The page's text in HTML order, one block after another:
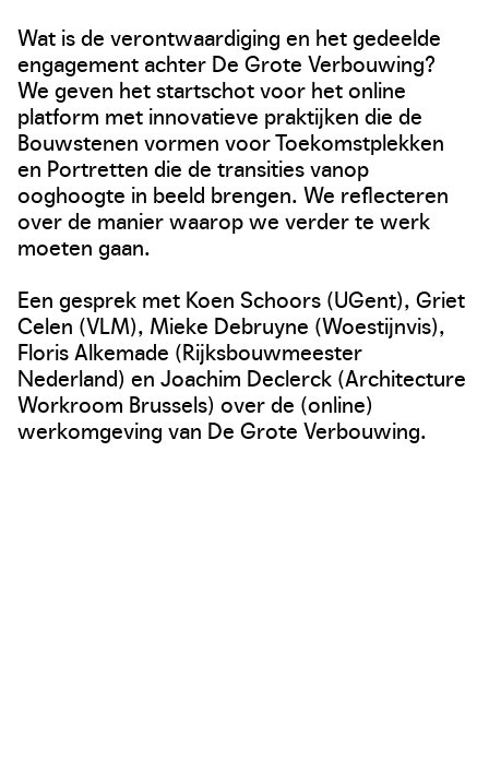
Wat is de verontwaardiging en het gedeelde
engagement achter De Grote Verbouwing?
We geven het startschot voor het online
platform met innovatieve praktijken die de
Bouwstenen vormen voor Toekomstplekken
en Portretten die de transities vanop
ooghoogte in beeld brengen. We reflecteren
over de manier waarop we verder te werk
moeten gaan.
Een gesprek met Koen Schoors (UGent), Griet
Celen (VLM), Mieke Debruyne (Woestijnvis),
Floris Alkemade (Rijksbouwmeester
Nederland) en Joachim Declerck (Architecture
Workroom Brussels) over de (online)
werkomgeving van De Grote Verbouwing.